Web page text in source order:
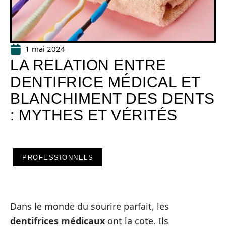
1 mai 2024
LA RELATION ENTRE
DENTIFRICE MÉDICAL ET
BLANCHIMENT DES DENTS
: MYTHES ET VÉRITÉS
PROFESSIONNELS
Dans le monde du sourire parfait, les
dentifrices médicaux ont la cote. Ils